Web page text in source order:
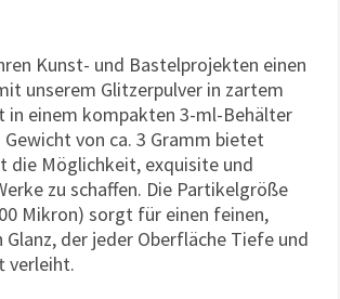
Kunst- und Bastelprojekten einen
unserem Glitzerpulver in zartem
in einem kompakten 3-ml-Behälter
von ca. 3 Gramm bietet
die Möglichkeit, exquisite und
zu schaffen. Die Partikelgröße
Mikron) sorgt für einen feinen,
der jeder Oberfläche Tiefe und
verleiht.